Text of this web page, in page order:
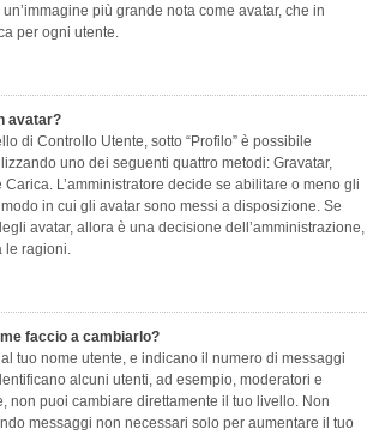
più grande nota come avatar, che in
per ogni utente.
avatar?
di Controllo Utente, sotto “Profilo” è possibile
uno dei seguenti quattro metodi: Gravatar,
L’amministratore decide se abilitare o meno gli
in cui gli avatar sono messi a disposizione. Se
avatar, allora è una decisione dell’amministrazione,
le ragioni.
faccio a cambiarlo?
al tuo nome utente, e indicano il numero di messaggi
alcuni utenti, ad esempio, moderatori e
non puoi cambiare direttamente il tuo livello. Non
messaggi non necessari solo per aumentare il tuo